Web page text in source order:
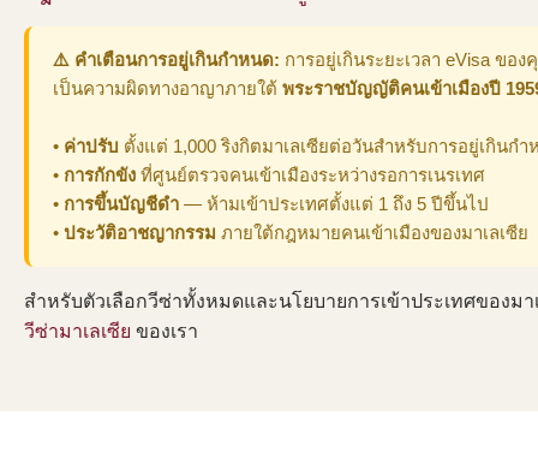
⚠️ คำเตือนการอยู่เกินกำหนด: การอยู่เกินระยะเวลา eVisa ข
เป็นความผิดทางอาญาภายใต้ พระราชบัญญัติคนเข้าเมืองปี
• ค่าปรับ ตั้งแต่ 1,000 ริงกิตมาเลเซียต่อวันสำหรับการอยู่เกินกำ
• การกักขัง ที่ศูนย์ตรวจคนเข้าเมืองระหว่างรอการเนรเทศ
• การขึ้นบัญชีดำ — ห้ามเข้าประเทศตั้งแต่ 1 ถึง 5 ปีขึ้นไป
• ประวัติอาชญากรรม ภายใต้กฎหมายคนเข้าเมืองของมาเลเซีย
สำหรับตัวเลือกวีซ่าทั้งหมดและนโยบายการเข้าประเทศของม
วีซ่ามาเลเซีย ของเรา